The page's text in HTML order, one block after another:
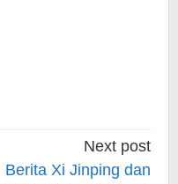
Next post
Berita Xi Jinping dan